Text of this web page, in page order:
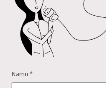
Namn *